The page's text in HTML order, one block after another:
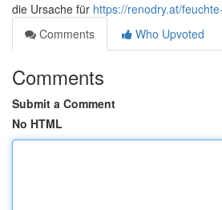
die Ursache für https://renodry.at/
Comments
Who Upvoted
Comments
Submit a Comment
No HTML